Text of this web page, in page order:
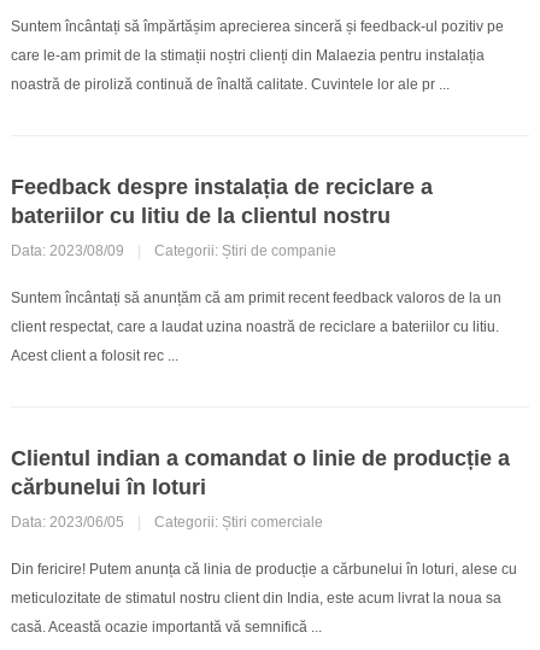
Suntem încântați să împărtășim aprecierea sinceră și feedback-ul pozitiv pe
care le-am primit de la stimații noștri clienți din Malaezia pentru instalația
noastră de piroliză continuă de înaltă calitate. Cuvintele lor ale pr ...
Feedback despre instalația de reciclare a
bateriilor cu litiu de la clientul nostru
Data: 2023/08/09 Categorii: Știri de companie
Suntem încântați să anunțăm că am primit recent feedback valoros de la un
client respectat, care a laudat uzina noastră de reciclare a bateriilor cu litiu.
Acest client a folosit rec ...
Clientul indian a comandat o linie de producție a
cărbunelui în loturi
Data: 2023/06/05 Categorii: Știri comerciale
Din fericire! Putem anunța că linia de producție a cărbunelui în loturi, alese cu
meticulozitate de stimatul nostru client din India, este acum livrat la noua sa
casă. Această ocazie importantă vă semnifică ...